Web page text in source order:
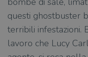
questi ghostbuster
terribili infestazioni.
lavoro che Lucy